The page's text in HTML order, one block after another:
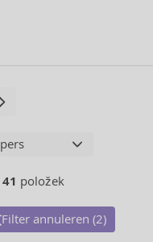
41 položek
Filter annuleren (2)